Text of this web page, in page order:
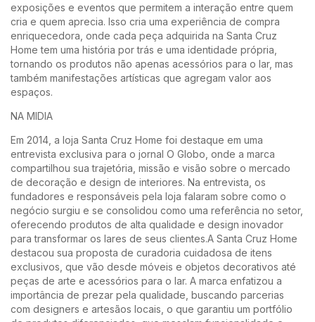
exposições e eventos que permitem a interação entre quem
cria e quem aprecia. Isso cria uma experiência de compra
enriquecedora, onde cada peça adquirida na Santa Cruz
Home tem uma história por trás e uma identidade própria,
tornando os produtos não apenas acessórios para o lar, mas
também manifestações artísticas que agregam valor aos
espaços.
NA MIDIA
Em 2014, a loja Santa Cruz Home foi destaque em uma
entrevista exclusiva para o jornal O Globo, onde a marca
compartilhou sua trajetória, missão e visão sobre o mercado
de decoração e design de interiores. Na entrevista, os
fundadores e responsáveis pela loja falaram sobre como o
negócio surgiu e se consolidou como uma referência no setor,
oferecendo produtos de alta qualidade e design inovador
para transformar os lares de seus clientes.A Santa Cruz Home
destacou sua proposta de curadoria cuidadosa de itens
exclusivos, que vão desde móveis e objetos decorativos até
peças de arte e acessórios para o lar. A marca enfatizou a
importância de prezar pela qualidade, buscando parcerias
com designers e artesãos locais, o que garantiu um portfólio